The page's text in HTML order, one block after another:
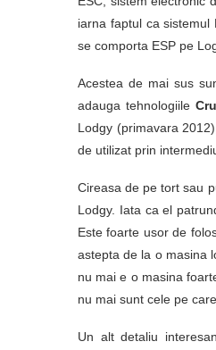
iarna faptul ca sistemul
se comporta ESP pe
Acestea de mai sus
adauga tehnologiile
Lodgy (primavara
de utilizat prin
Cireasa de pe tort sau
Lodgy. Iata ca el
Este foarte usor de
astepta de la o masina
nu mai e o masina
nu mai sunt cele pe
Un alt detaliu